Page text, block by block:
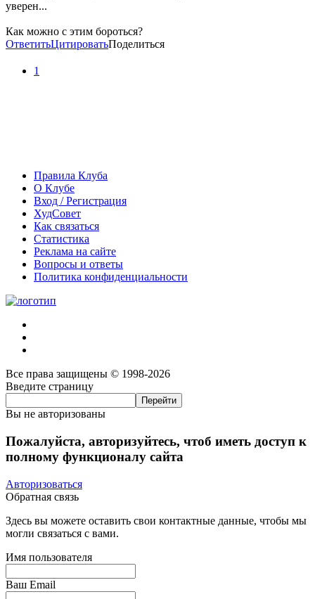
уверен...
Как можно с этим бороться?
ОтветитьЦитироватьПоделиться
1
Правила Клуба
О Клубе
Вход / Регистрация
ХудСовет
Как связаться
Статистика
Реклама на сайте
Вопросы и ответы
Политика конфиденциальности
Все права защищены © 1998-2026
Введите страницу
Вы не авторизованы
Пожалуйста, авторизуйтесь, чтоб иметь доступ к
полному функционалу сайта
Авторизоваться
Обратная связь
Здесь вы можете оставить свои контактные данные, чтобы мы
могли связаться с вами.
Имя пользователя
Ваш Email